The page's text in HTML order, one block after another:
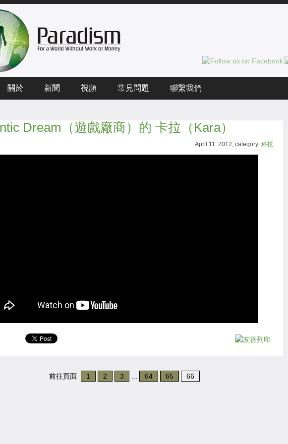
關於 新聞 視頻 常見問題 聯繫我們
Dream（遊戲廠商）的 卡拉（Kara）
April 11, 2012, category: 科技
前往頁面 1 2 3 64 65 66